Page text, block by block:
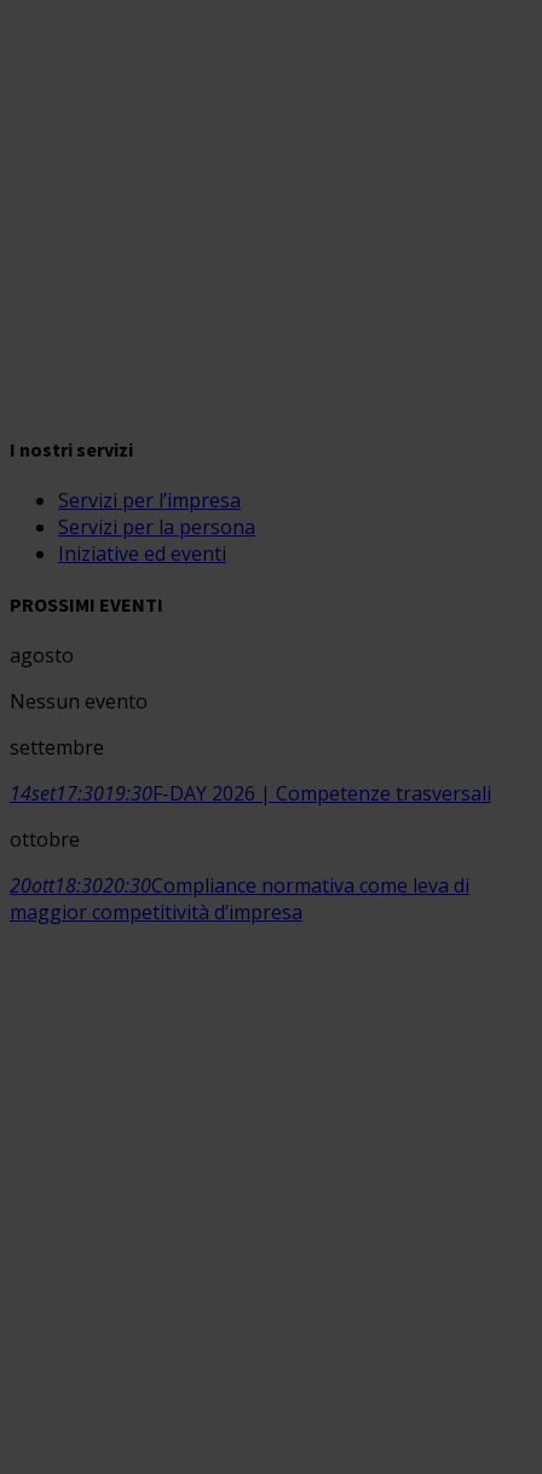
I nostri servizi
Servizi per l’impresa
Servizi per la persona
Iniziative ed eventi
PROSSIMI EVENTI
agosto
Nessun evento
settembre
14set17:3019:30F-DAY 2026 | Competenze trasversali
ottobre
20ott18:3020:30Compliance normativa come leva di
maggior competitività d’impresa